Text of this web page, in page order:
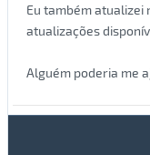
Eu também atualizei
atualizações
Alguém poderia me